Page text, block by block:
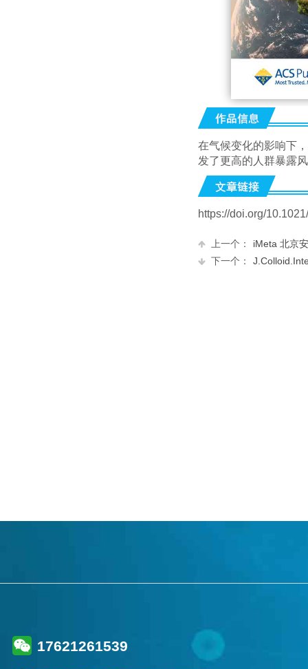
在气候变化的影响下
发了更高的人群暴露
https://doi.org/
上一个：
iMeta 北京
下一个：
17621261539